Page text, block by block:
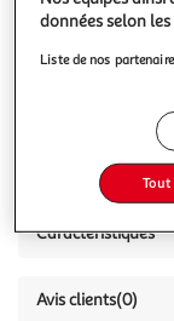
Description
Caractéristiques
Avis clients(0)
données selon
Liste de nos
Tout